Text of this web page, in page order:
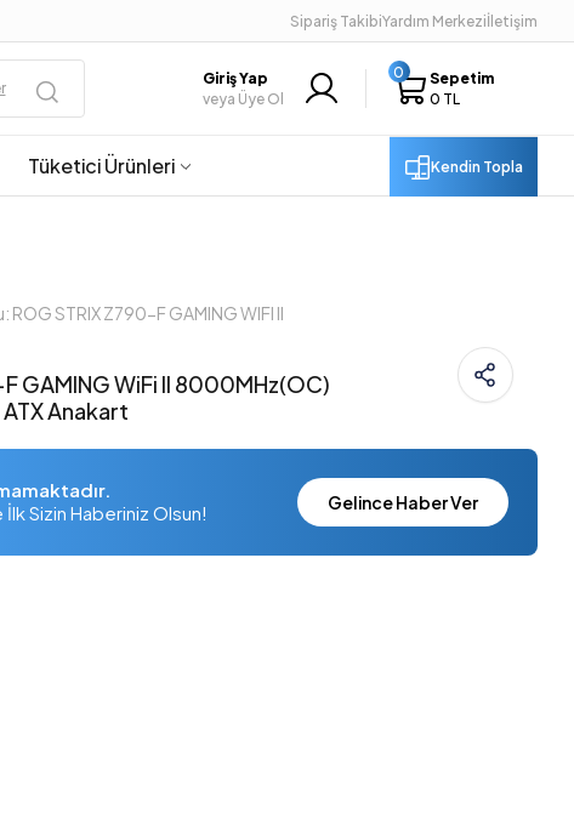
Sipariş TakibiYardım Merkeziİletişim
Giriş Yap
veya Üye Ol
0
Sepetim
0 TL
Tüketici Ürünleri Kendin Topla
ROG STRIX Z790-F GAMING WIFI II
GAMING WiFi II 8000MHz(OC)
Anakart
Sizin Haberiniz Olsun!
Gelince Haber Ver